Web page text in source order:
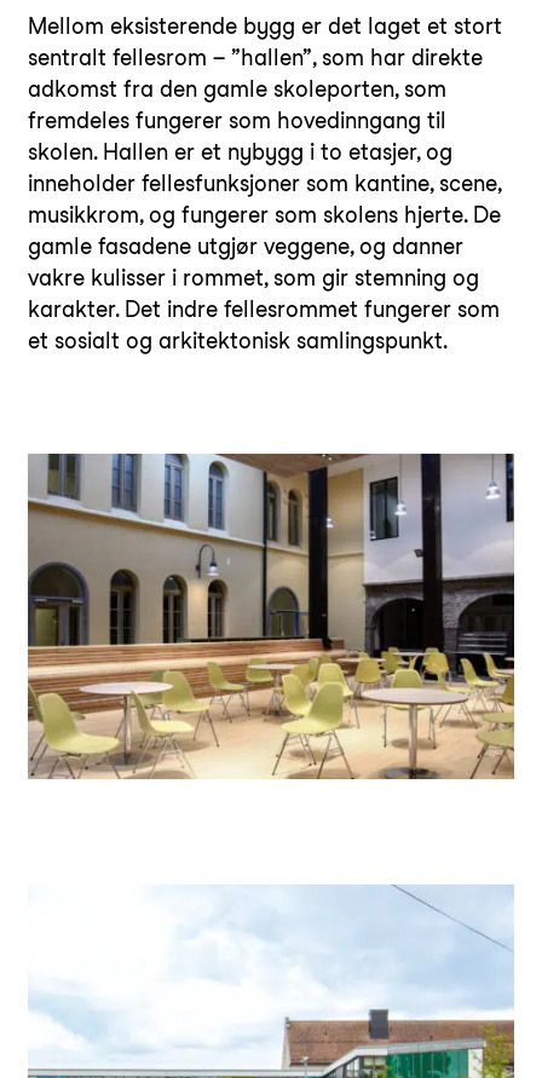
Mellom eksisterende bygg er det laget et stort
sentralt fellesrom – ”hallen”, som har direkte
adkomst fra den gamle skoleporten, som
fremdeles fungerer som hovedinngang til
skolen. Hallen er et nybygg i to etasjer, og
inneholder fellesfunksjoner som kantine, scene,
musikkrom, og fungerer som skolens hjerte. De
gamle fasadene utgjør veggene, og danner
vakre kulisser i rommet, som gir stemning og
karakter. Det indre fellesrommet fungerer som
et sosialt og arkitektonisk samlingspunkt.